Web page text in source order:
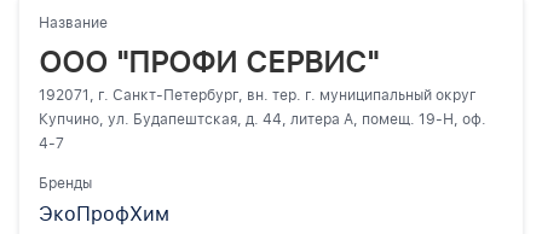
Название
ООО "ПРОФИ СЕРВИС"
192071, г. Санкт-Петербург, вн. тер. г. муниципальный округ
Купчино, ул. Будапештская, д. 44, литера А, помещ. 19-Н, оф.
4-7
Бренды
ЭкоПрофХим